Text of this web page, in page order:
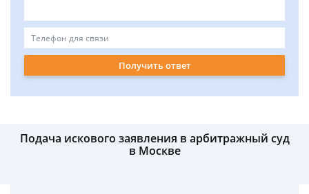
Получить ответ
Подача искового заявления в арбитражный суд
в Москве